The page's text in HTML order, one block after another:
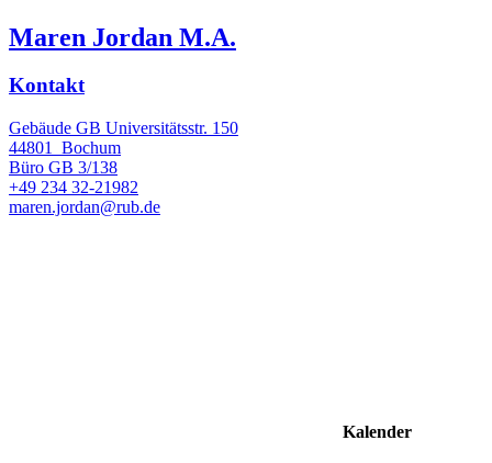
Maren Jordan M.A.
Kontakt
Gebäude GB Universitätsstr. 150
44801
Bochum
Büro GB 3/138
+49 234 32-21982
maren.jordan@rub.de
Kalender